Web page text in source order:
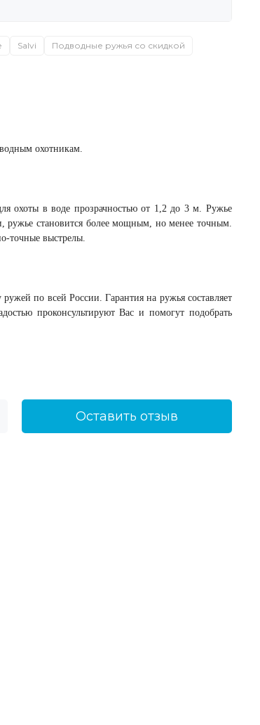
Salvi
Подводные ружья со скидкой
охотникам.
охоты в воде прозрачностью от 1,2 до 3 м. Ружье
ружье становится более мощным, но менее точным.
точные выстрелы.
по всей России. Гарантия на ружья составляет
проконсультируют Вас и помогут подобрать
Оставить отзыв